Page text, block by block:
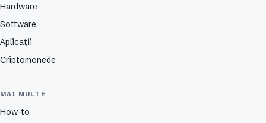
Hardware
Software
Aplicații
Criptomonede
MAI MULTE
How-to